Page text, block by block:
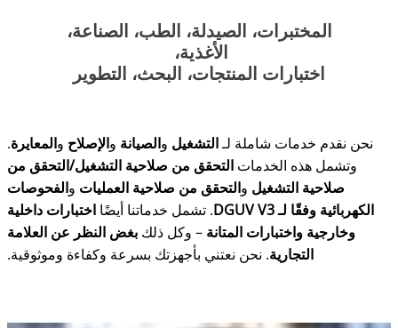
المختبرات، الصيدلة، الطب، الصناعة،
الأغذية،
اختبارات المنتجات، البحث، التطوير
نحن نقدم خدمات شاملة لـالتشغيل والصيانة والإصلاح والمعايرة.
وتشمل هذه الخدمات التحقق من صلاحية التشغيل/التحقق من
صلاحية التشغيل والتحقق من صلاحية العمليات والفحوصات
الكهربائية وفقًا لـ DGUV V3
. تشمل خدماتنا أيضًا اختبارات داخلية
وخارجية واختبارات المتانة – وكل ذلك بغض النظر عن العلامة
التجارية. نحن نعتني بأجهزتك بسرعة وكفاءة وموثوقية.